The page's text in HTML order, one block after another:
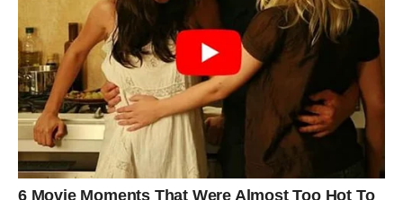
Greške kod uklanjanja mrlja koje
treba izbjegavati
Jedna od najčešćih pogrešaka događa se kada pokušavamo
ukloniti tvrdokorne mrlje. Na primjer, mrlje od: